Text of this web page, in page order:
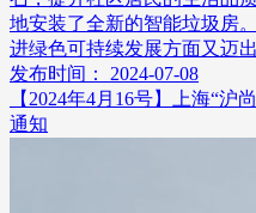
地安装了全新的智能垃圾房
进绿色可持续发展方面又迈
发布时间： 2024-07-08
【2024年4月16号】上海“
通知